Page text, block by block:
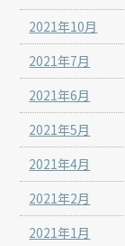
2021年10月
2021年7月
2021年6月
2021年5月
2021年4月
2021年2月
2021年1月